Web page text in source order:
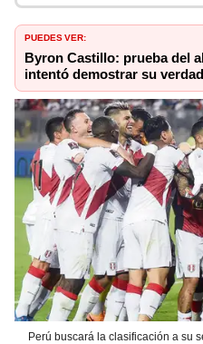
PUEDES VER:
Byron Castillo: prueba del
intentó demostrar su
Perú buscará la clasificación a su